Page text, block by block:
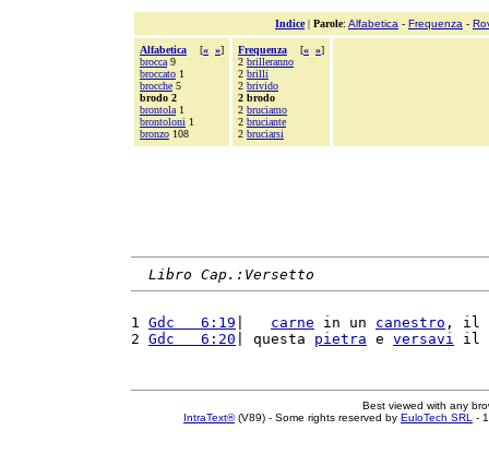
Indice| Parole: Alfabetica - Frequenza -
Alfabetica [« »]
brocca 9
broccato 1
brocche 5
brodo 2
brontola 1
brontoloni 1
bronzo 108
Frequenza [« »]
2 brilleranno
2 brilli
2 brivido
2 brodo
2 bruciamo
2 bruciante
2 bruciarsi
Libro Cap.:Versetto
1 Gdc   6:19 carne in un canestro , il
2 Gdc   6:20 | questa pietra e versavi il
Best viewed with any
IntraText®(V89) - Some rights reserved by EuloTech SRL -